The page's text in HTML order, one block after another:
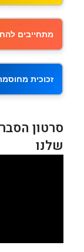
מתחייבים
זכוכית
סרטון
שלנו